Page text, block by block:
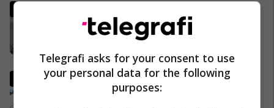
marrëveshje, lufta me Iranin
vazhdon
Pse Fidel Castro gjithmonë
mbante dy orë të markës
Telegrafi asks for your consent to use
your personal data for the following
purposes: